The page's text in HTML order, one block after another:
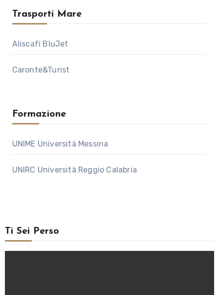
Trasporti Mare
Aliscafi BluJet
Caronte&Turist
Formazione
UNIME Università Messina
UNIRC Università Reggio Calabria
Ti Sei Perso